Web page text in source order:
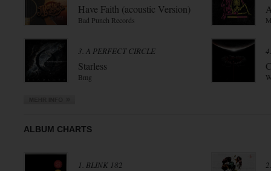
Have Faith (acoustic Version)
Bad Punch Records
3. A PERFECT CIRCLE
Starless
Bmg
ALBUM CHARTS
1. BLINK 182